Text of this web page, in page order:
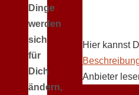
Dinge
werden
sich
für
Dich
ändern,
Hier kannst
Anbieter